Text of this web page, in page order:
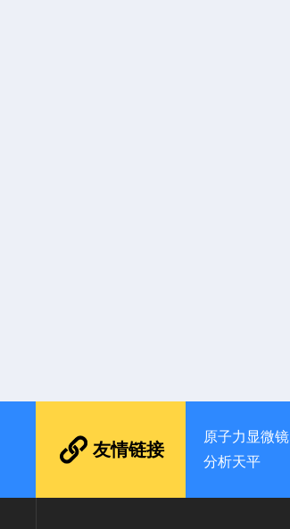
友情链接
原子力显微镜
分析天平